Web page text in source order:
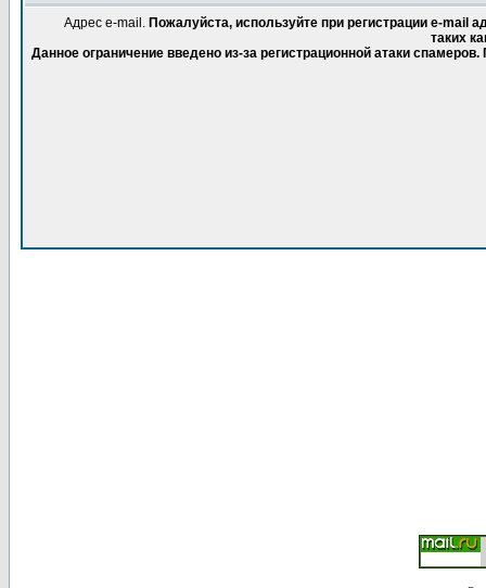
Адрес e-mail. Пожалуйста, используйте при регистрации e-mail
таких
Данное ограничение введено из-за регистрационной атаки